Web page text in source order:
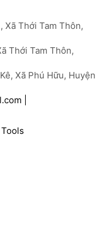
Xã Thới Tam Thôn,
Thới Tam Thôn,
Xã Phú Hữu, Huyện
|